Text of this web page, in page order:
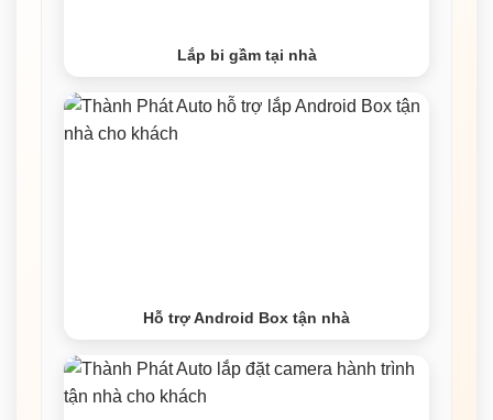
Lắp bi gầm tại nhà
Hỗ trợ Android Box tận nhà